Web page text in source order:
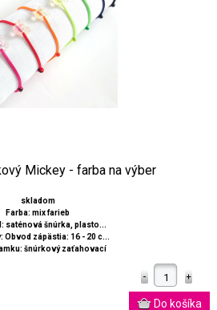
Mickey - farba na výber
skladom
Farba: mix farieb
saténová šnúrka, plasto...
Obvod zápästia: 16 - 20 c...
šnúrkový zaťahovací